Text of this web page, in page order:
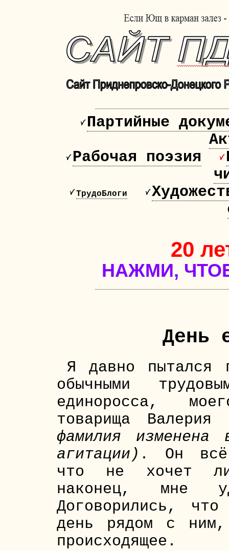
Партийные
Рабочая поэзия
ТрудоБлоги
20
НАЖМИ,
День
Я давно пытался
обычными
единоросса,
товарища
фамилия изменена
агитации) . Он всё
что не хочет
наконец, мне
Договорились,
день рядом с
происходящее.